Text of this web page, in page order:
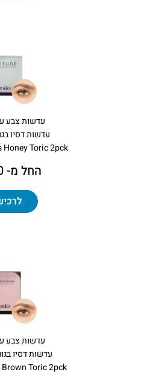
עדשות צבע
עדשות דסיו
Honey Toric 2pck
החל מ- 490 ₪
עדשות צבע
עדשות דסיו
Toric 2pck